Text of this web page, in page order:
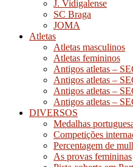
J. Vidigalense
SC Braga
JOMA
Atletas
Atletas masculinos
Atletas femininos
Antigos atletas –
Antigos atletas –
Antigos atletas –
Antigos atletas –
DIVERSOS
Medalhas
Competições
Percentagem de
As provas femininas